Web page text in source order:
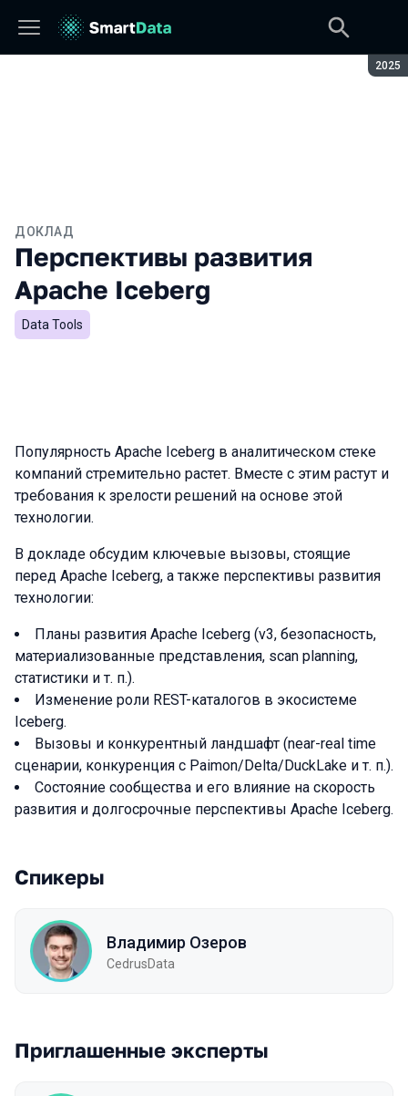
2025
ДОКЛАД
Перспективы развития
Apache Iceberg
Data Tools
Популярность Apache Iceberg в аналитическом стеке
компаний стремительно растет. Вместе с этим растут и
требования к зрелости решений на основе этой
технологии.
В докладе обсудим ключевые вызовы, стоящие
перед Apache Iceberg, а также перспективы развития
технологии:
Планы развития Apache Iceberg (v3, безопасность,
материализованные представления, scan planning,
статистики и т. п.).
Изменение роли REST-каталогов в экосистеме
Iceberg.
Вызовы и конкурентный ландшафт (near-real time
сценарии, конкуренция с Paimon/Delta/DuckLake и т. п.).
Состояние сообщества и его влияние на скорость
развития и долгосрочные перспективы Apache Iceberg.
Спикеры
Владимир Озеров
CedrusData
Приглашенные эксперты